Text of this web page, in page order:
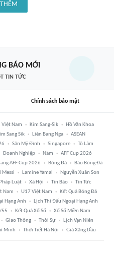
BÁO MỚI
TIN TỨC
Chính sách bảo mật
Việt Nam Kim Sang-Sik
Hồ Văn Khoa
Sang Sik Liên Bang Nga
ASEAN
Sân Mỹ Đình Singapore
Tô Lâm
Doanh Nghiệp Năm
AFF Cup 2026
AFF Cup 2026 Bóng Đá
Báo Bóng Đá
Messi Lamine Yamal
Nguyễn Xuân Son
Luật Xã Hội Tin Bão
Tin Tức
Nam U17 Việt Nam
Kết Quả Bóng Đá
Hạng Anh
Lịch Thi Đấu Ngoại Hạng Anh
55 Kết Quả Xổ Số
Xổ Số Miền Nam
Giao Thông Thời Sự
Lịch Vạn Niên
Minh Thời Tiết Hà Nội Giá Xăng Dầu